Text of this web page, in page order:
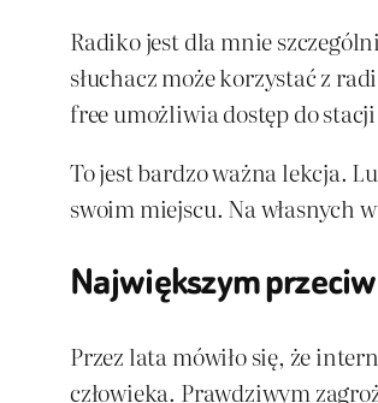
Radiko jest dla mnie
słuchacz może korzystać z
free umożliwia dostęp do
To jest bardzo ważna lekcja.
swoim miejscu. Na własnych
Największym
Przez lata mówiło się, że
człowieka. Prawdziwym